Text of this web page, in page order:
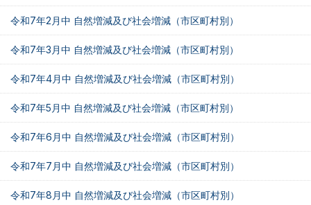
令和7年2月中 自然増減及び社会増減（市区町村別）
令和7年3月中 自然増減及び社会増減（市区町村別）
令和7年4月中 自然増減及び社会増減（市区町村別）
令和7年5月中 自然増減及び社会増減（市区町村別）
令和7年6月中 自然増減及び社会増減（市区町村別）
令和7年7月中 自然増減及び社会増減（市区町村別）
令和7年8月中 自然増減及び社会増減（市区町村別）